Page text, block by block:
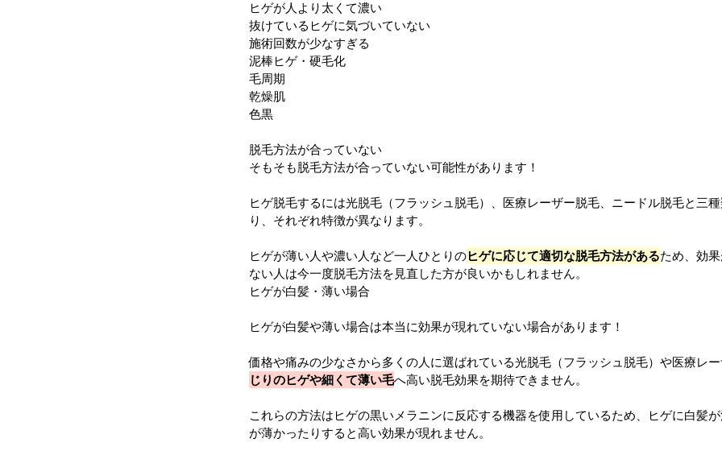
ヒゲが人より太くて濃い
抜けているヒゲに気づいていない
施術回数が少なすぎる
泥棒ヒゲ・硬毛化
毛周期
乾燥肌
色黒
脱毛方法が合っていない
そもそも脱毛方法が合っていない可能性があります！
ヒゲ脱毛するには光脱毛（フラッシュ脱毛）、医療レーザー脱毛、ニードル脱毛と三
り、それぞれ特徴が異なります。
ヒゲが薄い人や濃い人など一人ひとりのヒゲに応じて適切な脱毛方法があるため、効
ない人は今一度脱毛方法を見直した方が良いかもしれません。
ヒゲが白髪・薄い場合
ヒゲが白髪や薄い場合は本当に効果が現れていない場合があります！
価格や痛みの少なさから多くの人に選ばれている光脱毛（フラッシュ脱毛）や医療レ
じりのヒゲや細くて薄い毛へ高い脱毛効果を期待できません。
これらの方法はヒゲの黒いメラニンに反応する機器を使用しているため、ヒゲに白髪
が薄かったりすると高い効果が現れません。